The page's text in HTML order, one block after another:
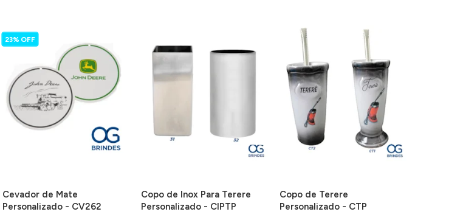
23% OFF
Cevador de Mate
Personalizado - CV262
Copo de Inox Para Terere
Personalizado - CIPTP
Copo de Terere
Personalizado - CTP